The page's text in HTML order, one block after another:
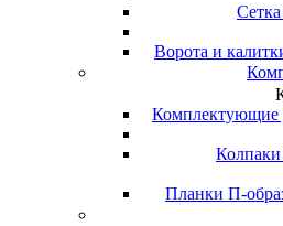
Ворота и
Комплектующие
Планки П-